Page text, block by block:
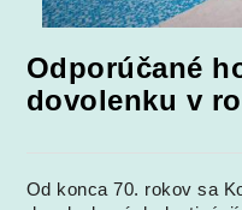
Odporúčané
dovolenku v
Od konca 70. rokov sa